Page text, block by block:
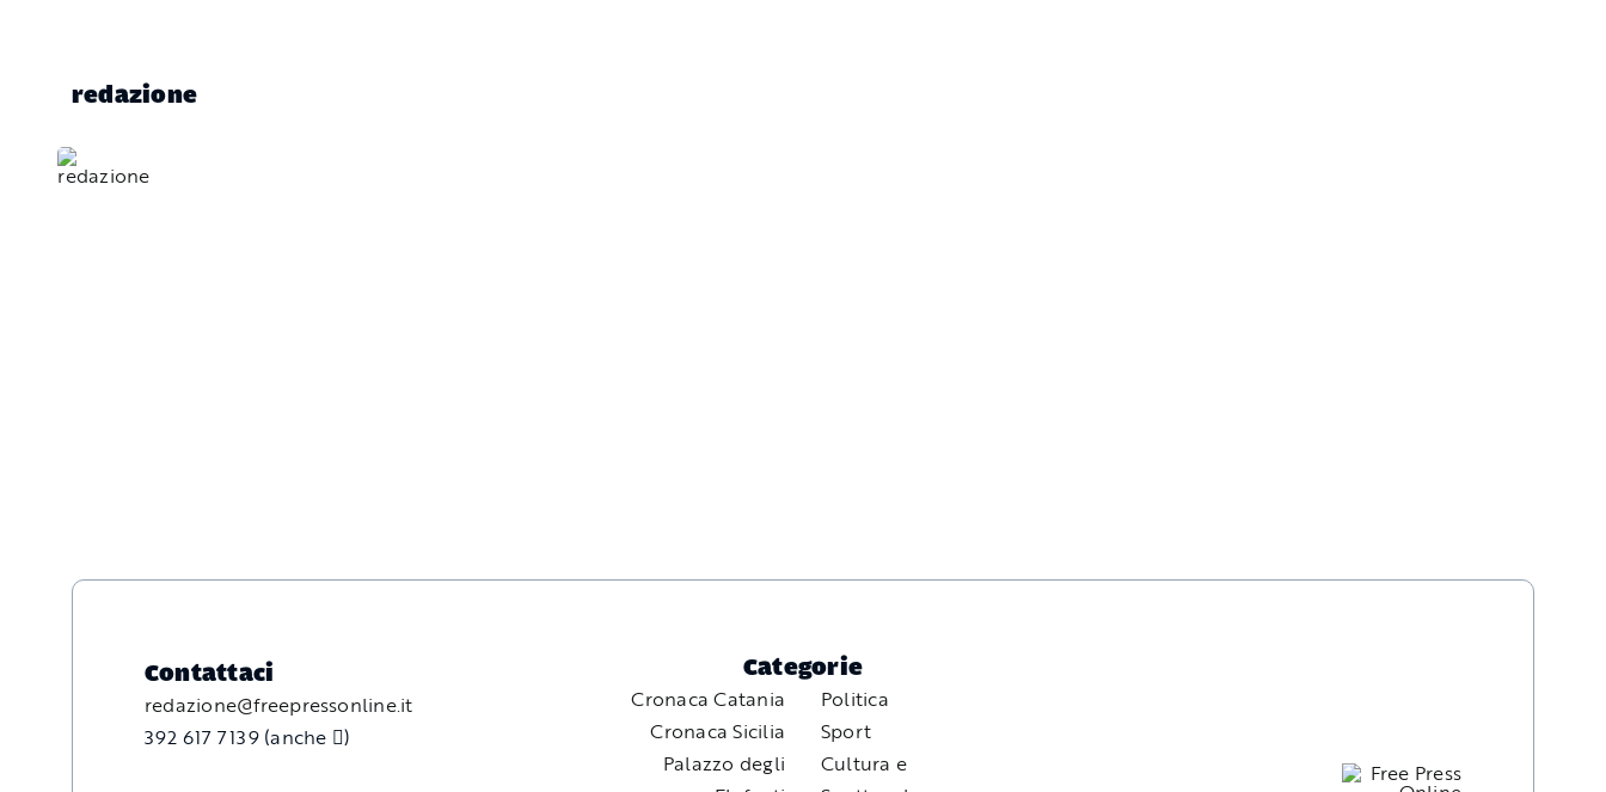
redazione
Contattaci
redazione@freepressonline.it
392 617 7139 (anche
)
Categorie
Cronaca Catania
Cronaca Sicilia
Palazzo degli
Politica
Sport
Cultura e